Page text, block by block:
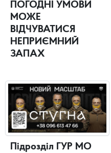
ПОГОДНІ УМОВИ
МОЖЕ
ВІДЧУВАТИСЯ
НЕПРИЄМНИЙ
ЗАПАХ
Підрозділ ГУР МО